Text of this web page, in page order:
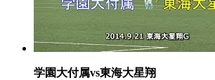
学園大付属vs東海大星翔